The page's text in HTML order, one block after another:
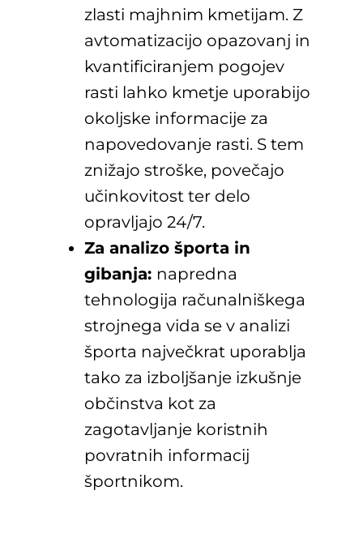
zlasti majhnim kmetijam. Z
avtomatizacijo opazovanj in
kvantificiranjem pogojev
rasti lahko kmetje uporabijo
okoljske informacije za
napovedovanje rasti. S tem
znižajo stroške, povečajo
učinkovitost ter delo
opravljajo 24/7.
Za analizo športa in
gibanja: napredna
tehnologija računalniškega
strojnega vida se v analizi
športa največkrat uporablja
tako za izboljšanje izkušnje
občinstva kot za
zagotavljanje koristnih
povratnih informacij
športnikom.